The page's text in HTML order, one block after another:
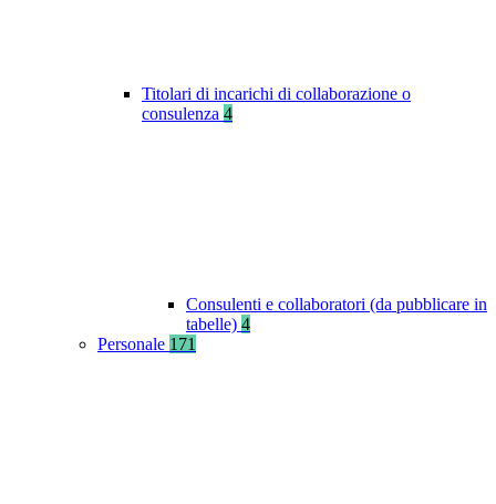
Titolari di incarichi di collaborazione o
consulenza 4
Consulenti e collaboratori (da pubblicare in
tabelle) 4
Personale 171